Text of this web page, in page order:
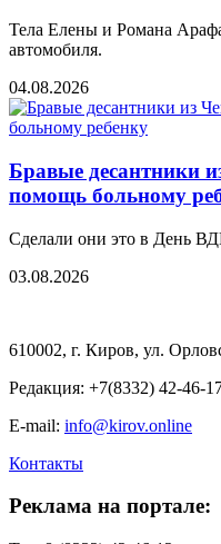
Тела Елены и Романа
автомобиля.
04.08.2026
Бравые десантники
помощь больному
Сделали они это в День
03.08.2026
610002, г. Киров, ул.
Редакция: +7(8332) 42-46-
E-mail: info@kirov.online
Контакты
Реклама на портале: